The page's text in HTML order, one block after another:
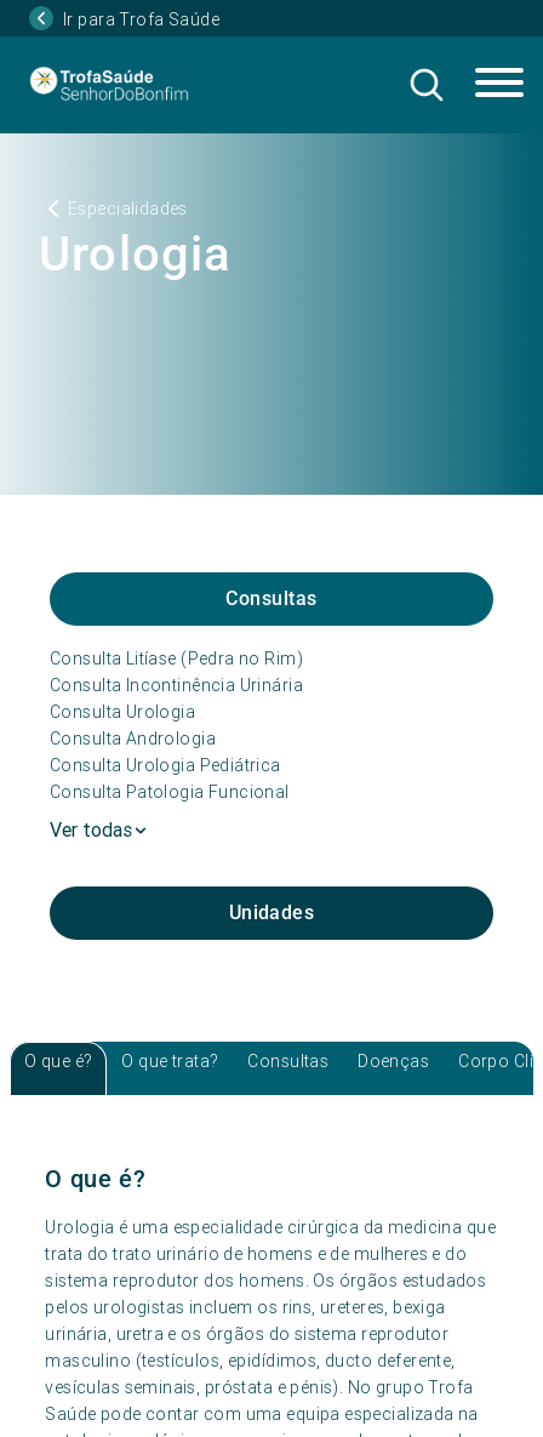
Ir para Trofa Saúde
Especialidades
Urologia
Consultas
Consulta Litíase (Pedra no Rim)
Consulta Incontinência Urinária
Consulta Urologia
Consulta Andrologia
Consulta Urologia Pediátrica
Consulta Patologia Funcional
Ver todas
Unidades
O que é? O que trata? Consultas Doenças Corpo
O que é?
Urologia é uma especialidade cirúrgica da medicina que
trata do trato urinário de homens e de mulheres e do
sistema reprodutor dos homens. Os órgãos estudados
pelos urologistas incluem os rins, ureteres, bexiga
urinária, uretra e os órgãos do sistema reprodutor
masculino (testículos, epidídimos, ducto deferente,
vesículas seminais, próstata e pénis). No grupo Trofa
Saúde pode contar com uma equipa especializada na